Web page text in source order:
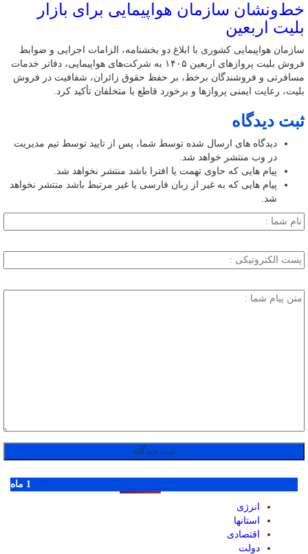
خط‌ونشان سازمان هواپیمایی برای بازار
بلیت اربعین
سازمان هواپیمایی کشوری با ابلاغ دو بخشنامه، الزامات اجرایی و ضوابط
فروش بلیت پروازهای اربعین ۱۴۰۵ به شرکت‌های هواپیمایی، دفاتر خدمات
مسافرتی و فروشندگان برخط، بر حفظ حقوق زائران، شفافیت در فروش
بلیت، رعایت ایمنی پروازها و برخورد قاطع با متخلفان تأکید کرد.
ثبت دیدگاه
دیدگاه های ارسال شده توسط شما، پس از تایید توسط تیم مدیریت
در وب منتشر خواهد شد.
پیام هایی که حاوی تهمت یا افترا باشد منتشر نخواهد شد.
پیام هایی که به غیر از زبان فارسی یا غیر مرتبط باشد منتشر نخواهد
شد.
1 ماه
انرژی
استانها
اقتصادی
دولت